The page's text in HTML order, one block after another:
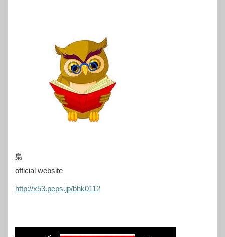
梟
official website
http://x53.peps.jp/bhk0112